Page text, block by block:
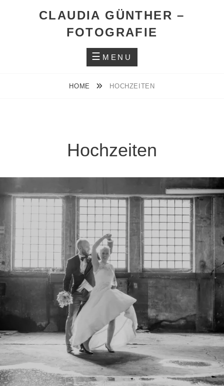
CLAUDIA GÜNTHER –
FOTOGRAFIE
MENU
HOME HOCHZEITEN
Hochzeiten